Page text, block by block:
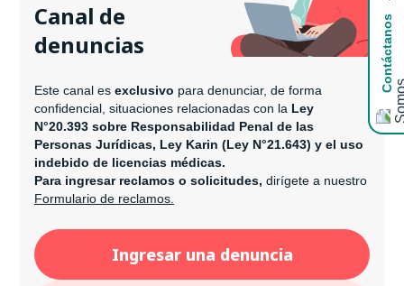
Contáctanos
Canal de
denuncias
Este canal es exclusivo para denunciar, de forma
confidencial, situaciones relacionadas con la Ley
N°20.393 sobre Responsabilidad Penal de las
Personas Jurídicas, Ley Karin (Ley N°21.643) y el uso
indebido de licencias médicas.
Para ingresar reclamos o solicitudes, dirígete a nuestro
Formulario de reclamos.
Ingresar una denuncia